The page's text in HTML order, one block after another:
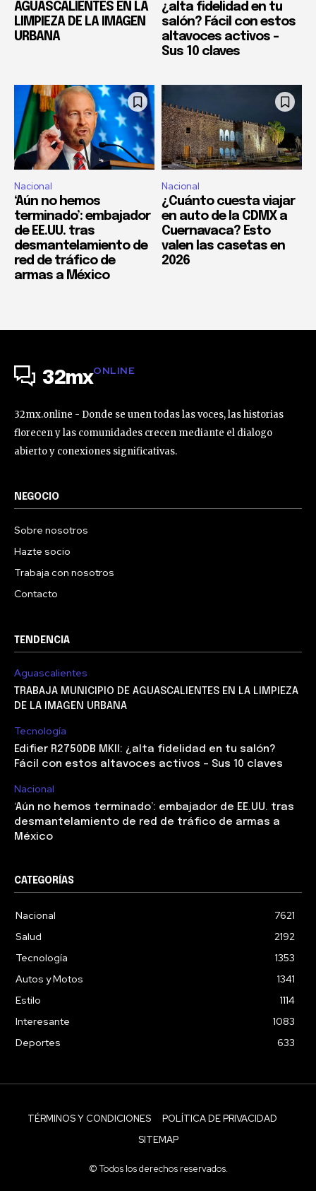
AGUASCALIENTES EN LA
LIMPIEZA DE LA IMAGEN
URBANA
¿alta fidelidad en tu
salón? Fácil con estos
altavoces activos –
Sus 10 claves
Nacional
‘Aún no hemos
terminado’: embajador
de EE.UU. tras
desmantelamiento de
red de tráfico de
armas a México
Nacional
¿Cuánto cuesta viajar
en auto de la CDMX a
Cuernavaca? Esto
valen las casetas en
2026
32mxONLINE
32mx.online - Donde se unen todas las voces, las historias
florecen y las comunidades crecen mediante el dialogo
abierto y conexiones significativas.
NEGOCIO
Sobre nosotros
Hazte socio
Trabaja con nosotros
Contacto
TENDENCIA
Aguascalientes
TRABAJA MUNICIPIO DE AGUASCALIENTES EN LA LIMPIEZA
DE LA IMAGEN URBANA
Tecnología
Edifier R2750DB MKII: ¿alta fidelidad en tu salón?
Fácil con estos altavoces activos – Sus 10 claves
Nacional
‘Aún no hemos terminado’: embajador de EE.UU. tras
desmantelamiento de red de tráfico de armas a
México
CATEGORÍAS
Nacional
7621
Salud
2192
Tecnología
1353
Autos y Motos
1341
Estilo
1114
Interesante
1083
Deportes
633
TÉRMINOS Y CONDICIONES
POLÍTICA DE PRIVACIDAD
SITEMAP
© Todos los derechos reservados.